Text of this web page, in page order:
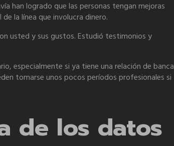
han logrado que las personas tengan mejoras
la línea que involucra dinero.
usted y sus gustos. Estudió testimonios y
especialmente si ya tiene una relación de banca
tomarse unos pocos períodos profesionales si
de los datos